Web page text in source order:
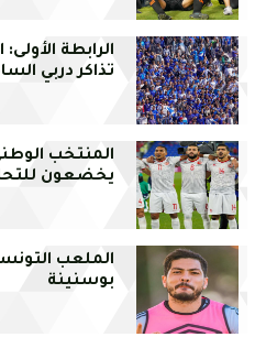
الرابطة
تذاكر دربي
المنتخب
يخضعون
الملعب
بوسنينة